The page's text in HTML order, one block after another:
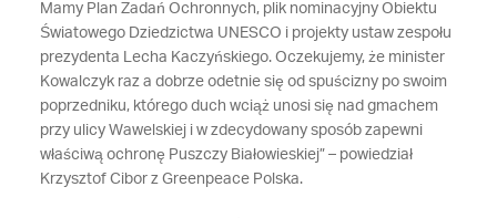
Mamy Plan Zadań Ochronnych, plik nominacyjny Obiektu
Światowego Dziedzictwa UNESCO i projekty ustaw zespołu
prezydenta Lecha Kaczyńskiego. Oczekujemy, że minister
Kowalczyk raz a dobrze odetnie się od spuścizny po swoim
poprzedniku, którego duch wciąż unosi się nad gmachem
przy ulicy Wawelskiej i w zdecydowany sposób zapewni
właściwą ochronę Puszczy Białowieskiej” – powiedział
Krzysztof Cibor z Greenpeace Polska.